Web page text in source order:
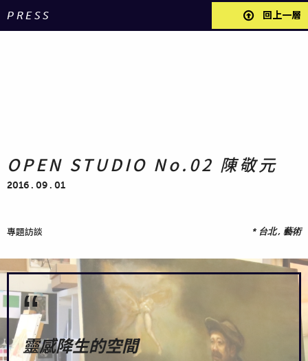
PRESS 回上一層
OPEN STUDIO No.02 陳敬元
2016 . 09 . 01
專題訪談 * 台北 , 藝術
“
靈感降生的空間